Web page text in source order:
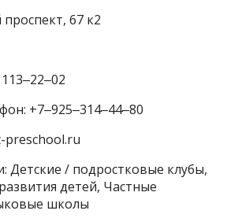
67 к2
+7‒925‒314‒44‒80
Детские / подростковые клубы,
детей, Частные
школы